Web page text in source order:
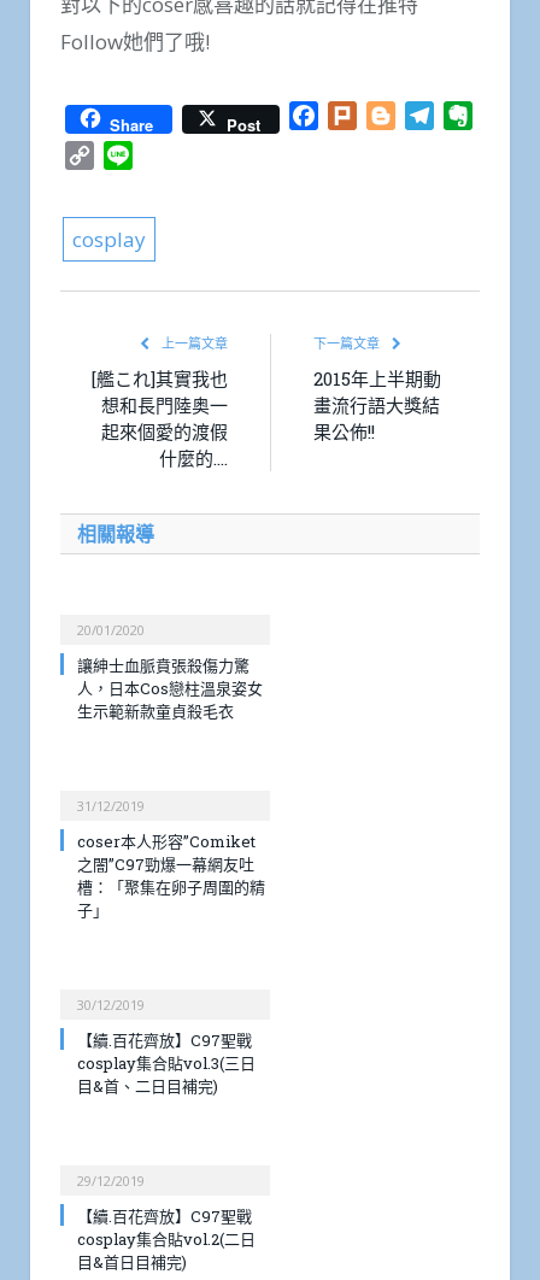
Follow她們了哦!
Share Post Facebook
Plurk BloggerTelegram
Copy
cosplay
上一篇文章
[艦これ]其實我也
想和長門陸奥一
起來個愛的渡假
什麼的….
下一篇文章
2015年上半期動
畫流行語大獎結
果公佈!!
相關報導
20/01/2020
讓紳士血脈賁張殺傷力驚
人，日本Cos戀柱溫泉姿女
生示範新款童貞殺毛衣
31/12/2019
coser本人形容”Comiket
之闇”C97勁爆一幕網友吐
槽：「聚集在卵子周圍的精
子」
30/12/2019
【續.百花齊放】C97聖戰
cosplay集合貼vol.3(三日
目&首、二日目補完)
29/12/2019
【續.百花齊放】C97聖戰
cosplay集合貼vol.2(二日
目&首日目補完)